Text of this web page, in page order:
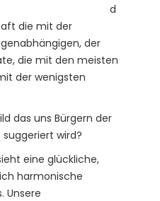
d
die mit der
der
die mit den meisten
der wenigsten
das uns Bürgern der
wird?
eine glückliche,
harmonische
Unsere